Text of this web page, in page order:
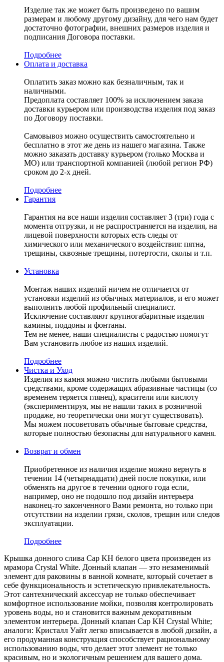
Изделие так же может быть произведено по вашим
размерам и любому другому дизайну, для чего нам будет
достаточно фотографии, внешних размеров изделия и
подписания Договора поставки.
Подробнее
Оплата и доставка
Оплатить заказ можно как безналичным, так и
наличными.
Предоплата составляет 100% за исключением заказа
доставки курьером или производства изделия под заказ
по Договору поставки.
Самовывоз можно осуществить самостоятельно и
бесплатно в этот же день из нашего магазина. Также
можно заказать доставку курьером (только Москва и
МО) или транспортной компанией (любой регион РФ)
сроком до 2-х дней.
Подробнее
Гарантия
Гарантия на все наши изделия составляет 3 (три) года с
момента отгрузки, и не распространяется на изделия, на
лицевой поверхности которых есть следы от
химического или механического воздействия: пятна,
трещины, сквозные трещины, потертости, сколы и т.п.
Установка
Монтаж наших изделий ничем не отличается от
установки изделий из обычных материалов, и его может
выполнить любой профильный специалист.
Исключение составляют крупногабаритные изделия –
камины, поддоны и фонтаны.
Тем не менее, наши специалисты с радостью помогут
Вам установить любое из наших изделий.
Подробнее
Чистка и Уход
Изделия из камня можно чистить любыми бытовыми
средствами, кроме содержащих абразивные частицы (со
временем теряется глянец), красители или кислоту
(экспериментируя, мы не нашли таких в розничной
продаже, но теоретически они могут существовать).
Мы можем посоветовать обычные бытовые средства,
которые полностью безопасны для натурального камня.
Возврат и обмен
Приобретенное из наличия изделие можно вернуть в
течении 14 (четырнадцати) дней после покупки, или
обменять на другое в течении одного года если,
например, оно не подошло под дизайн интерьера
наконец-то законченного Вами ремонта, но только при
отсутствии на изделии грязи, сколов, трещин или следов
эксплуатации.
Подробнее
Крышка донного слива Cap KH белого цвета произведен из
мрамора Crystal White. Донный клапан — это незаменимый
элемент для раковины в ванной комнате, который сочетает в
себе функциональность и эстетическую привлекательность.
Этот сантехнический аксессуар не только обеспечивает
комфортное использование мойки, позволяя контролировать
уровень воды, но и становится важным декоративным
элементом интерьера. Донный клапан Cap KH Crystal White;
аналоги: Кристалл Уайт легко вписывается в любой дизайн, а
его продуманная конструкция способствует рациональному
использованию воды, что делает этот элемент не только
красивым, но и экологичным решением для вашего дома.